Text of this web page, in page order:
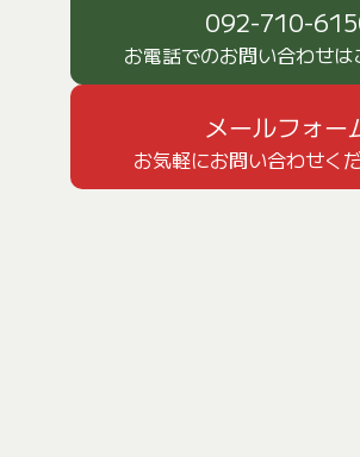
092-710-
お電話でのお問い合わせは
メールフォー
お気軽にお問い合わせく